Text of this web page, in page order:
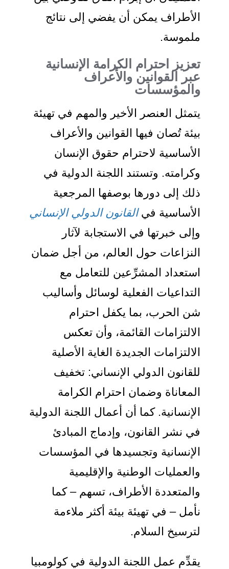
الأطراف يمكن أن يفضي إلى نتائج
ملموسة.
تعزيز احترام الكرامة الإنسانية
عبر القوانين والأعراف
والمؤسسات
يتمثل العنصر الأخير والمهم في تهيئة
بيئة تُصان فيها القوانين والأعراف
الأساسية لاحترام حقوق الإنسان
وكرامته. وتستند اللجنة الدولية في
ذلك إلى دورها بوصفها المرجعية
الأساسية في القانون الدولي الإنساني
وإلى خبرتها في الاستجابة لآثار
النزاعات حول العالم، من أجل ضمان
استعداد المشرِّعين للتعامل مع
التداعيات الفعلية لوسائل وأساليب
شن الحرب، بما يكفل احترام
الالتزامات القائمة، وأن تعكس
الالتزامات الجديدة الغاية الأصلية
للقانون الدولي الإنساني: تخفيف
المعاناة وضمان احترام الكرامة
الإنسانية. كما أن أعمال اللجنة الدولية
في نشر القانون، وإدماج المبادئ
الإنسانية وتجسيدها في المؤسسات
والعمليات الوطنية والإقليمية
والمتعددة الأطراف، تسهم – كما
نأمل – في تهيئة بيئة أكثر ملاءمة
لترسيخ السلام.
يقدِّم عمل اللجنة الدولية في كولومبيا